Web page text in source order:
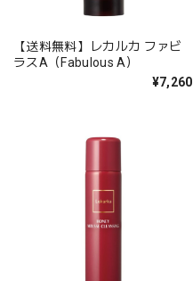
【送料無料】レカルカ ファビ
ラスA（Fabulous A）
¥7,260